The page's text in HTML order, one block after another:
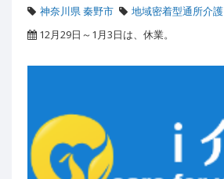
神奈川県 秦野市
地域密着型通所介護
12月29日～1月3日は、休業。